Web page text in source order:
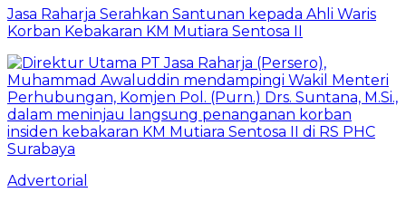
Jasa Raharja Serahkan Santunan kepada Ahli Waris
Korban Kebakaran KM Mutiara Sentosa II
Advertorial